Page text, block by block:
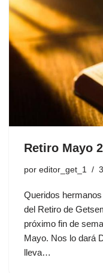
Retiro Mayo
por editor_get_1
Queridos
del Retiro de
próximo fin de
Mayo. Nos lo dará
lleva…